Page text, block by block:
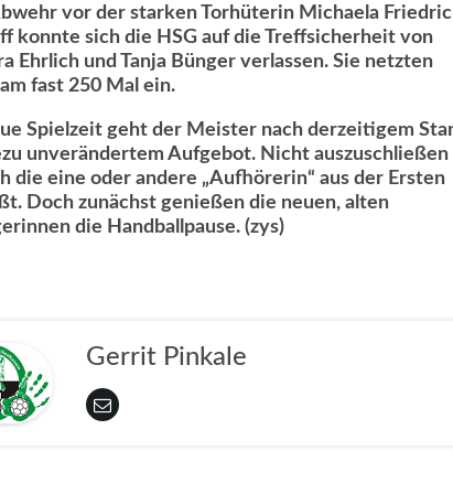
vor der starken Torhüterin Michaela
konnte sich die HSG auf die Treffsicherheit von
Ehrlich und Tanja Bünger verlassen. Sie netzten
fast 250 Mal ein.
Spielzeit geht der Meister nach derzeitigem
unverändertem Aufgebot. Nicht auszuschließen
die eine oder andere „Aufhörerin“ aus der Ersten
Doch zunächst genießen die neuen, alten
die Handballpause. (zys)
Gerrit Pinkale